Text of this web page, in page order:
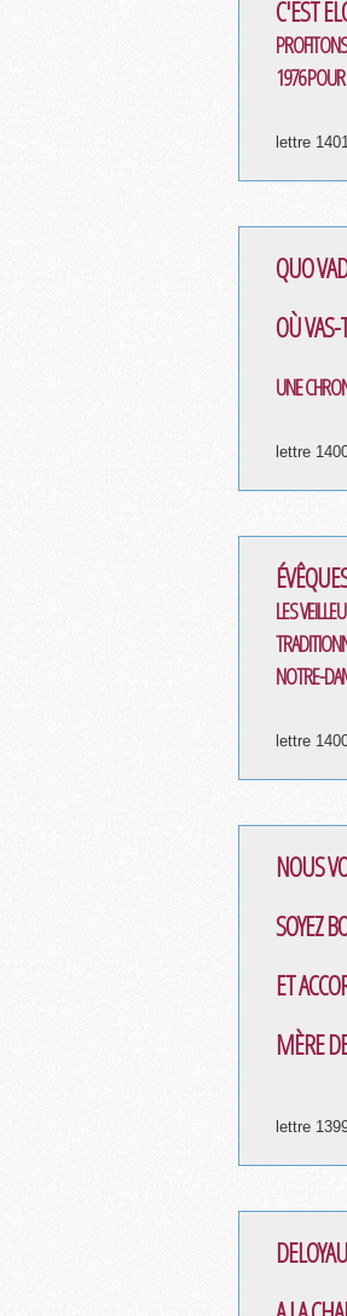
C'EST
1976
lettre
QUO
OÙ
UNE
lettre
LES
NOTRE-
lettre
NOUS
SOYEZ
ET
MÈRE
lettre